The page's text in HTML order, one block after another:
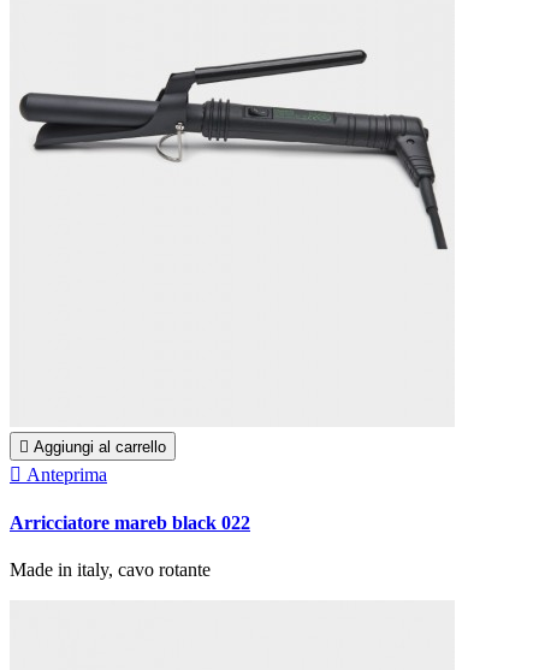
 Aggiungi al carrello
 Anteprima
Arricciatore mareb black 022
Made in italy, cavo rotante